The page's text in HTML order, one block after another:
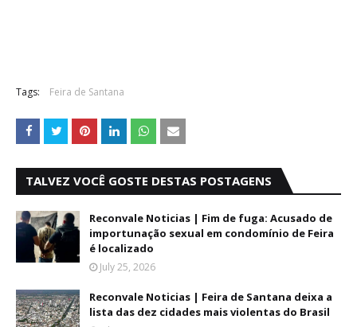
Tags: Feira de Santana
TALVEZ VOCÊ GOSTE DESTAS POSTAGENS
Reconvale Noticias | Fim de fuga: Acusado de
importunação sexual em condomínio de Feira
é localizado
July 25, 2026
Reconvale Noticias | Feira de Santana deixa a
lista das dez cidades mais violentas do Brasil